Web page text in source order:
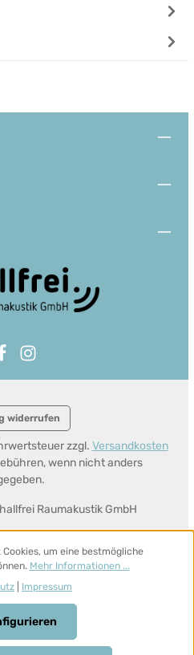
widerrufen
Raumakustik GmbH
zzgl. Versandkosten
wenn nicht anders
um eine bestmögliche
Mehr Informationen ...
Impressum